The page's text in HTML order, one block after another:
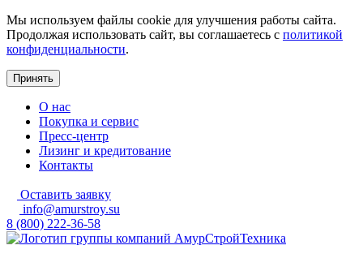
Мы используем файлы cookie для улучшения работы сайта.
Продолжая использовать сайт, вы соглашаетесь с политикой
конфиденциальности.
Принять
О нас
Покупка и сервис
Пресс-центр
Лизинг и кредитование
Контакты
Оставить заявку
info@amurstroy.su
8 (800) 222-36-58